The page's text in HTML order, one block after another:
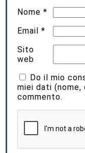
Nome*
Email*
Sito
web
Do il mio
miei dati
commento.